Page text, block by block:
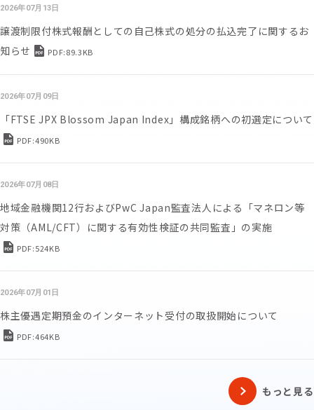
2026年07月13日
譲渡制限付株式報酬としての自己株式の処分の払込完了に関するお
知らせ
PDF:89.3KB
2026年07月09日
「FTSE JPX Blossom Japan Index」構成銘柄への初選定について
PDF:490KB
2026年07月08日
地域金融機関12行およびPwC Japan監査法人による「マネロン等
対策（AML/CFT）に関する有効性検証の共同監査」の実施
PDF:524KB
2026年07月01日
株主優遇定期預金のインターネット受付の取扱開始について
PDF:464KB
もっと見る